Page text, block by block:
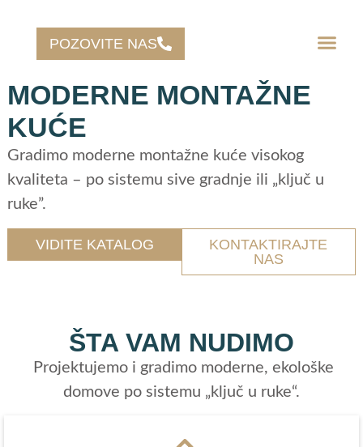
POZOVITE NAS
MODERNE MONTAŽNE
KUĆE
Gradimo moderne montažne kuće visokog
kvaliteta – po sistemu sive gradnje ili „ključ u
ruke”.
VIDITE KATALOG
KONTAKTIRAJTE
NAS
ŠTA VAM NUDIMO
Projektujemo i gradimo moderne, ekološke
domove po sistemu „ključ u ruke“.